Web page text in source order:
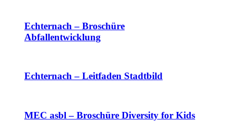
Echternach – Broschüre
Abfallentwicklung
Echternach – Leitfaden Stadtbild
MEC asbl – Broschüre Diversity for Kids